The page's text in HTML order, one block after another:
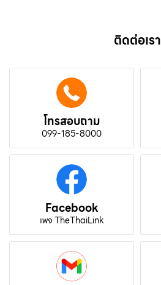
ติดต่อเรา
โทรสอบถาม
099-185-8000
Facebook
เพจ TheThaiLink